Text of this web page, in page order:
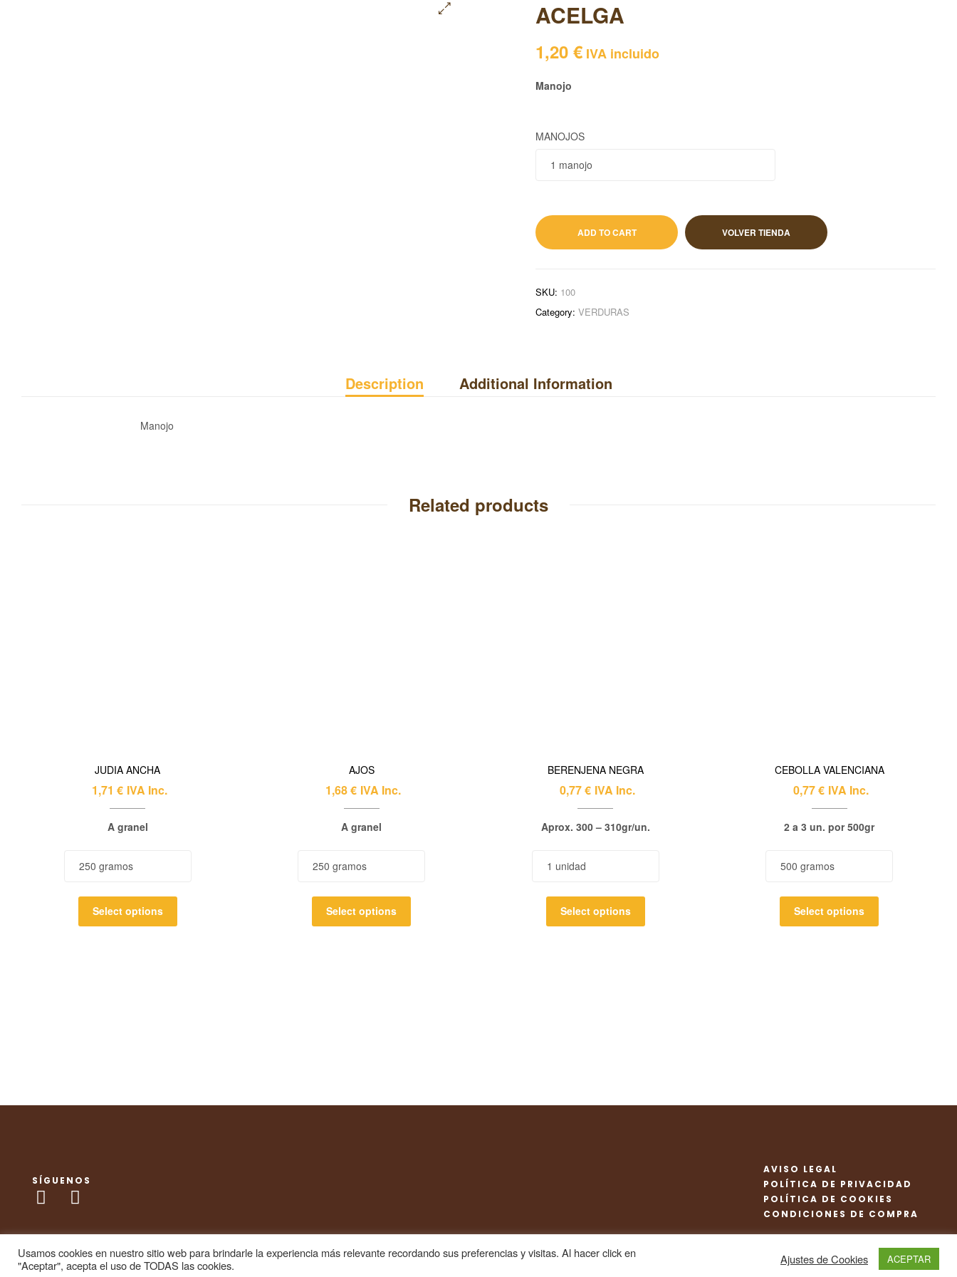
ACELGA
1,20 € IVA incluido
Manojo
MANOJOS
ADD TO CART VOLVER TIENDA
SKU: 100
Category: VERDURAS
Description Additional Information
Manojo
Related products
JUDIA ANCHA
1,71 € IVA Inc.
A granel
Select options
AJOS
1,68€ IVA Inc.
A granel
Select options
BERENJENA NEGRA
0,77€ IVA Inc.
Aprox. 300 – 310gr/un.
Select options
CEBOLLA VALENCIANA
0,77€ IVA Inc.
2 a 3 un. por 500gr
Select options
SÍGUENOS
AVISO LEGAL
POLÍTICA DE PRIVACIDAD
POLÍTICA DE COOKIES
CONDICIONES DE COMPRA
Usamos cookies en nuestro sitio web para brindarle la experiencia más relevante recordando sus preferencias y visitas. Al hacer click en
"Aceptar", acepta el uso de TODAS las cookies.
Ajustes de Cookies ACEPTAR